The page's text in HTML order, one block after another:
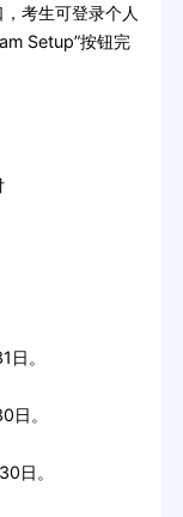
考生可登录个人
Setup”按钮完
。
。
日。